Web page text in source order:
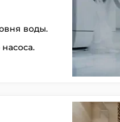
воды.